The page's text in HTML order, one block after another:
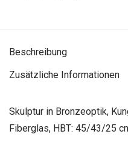
Beschreibung
Zusätzliche Informationen
Skulptur in Bronzeoptik,
Fiberglas, HBT: 45/43/25